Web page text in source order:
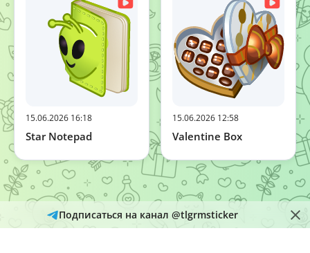
15.06.2026 16:18
Star Notepad
15.06.2026 12:58
Valentine Box
Подписаться на канал @tlgrmsticker